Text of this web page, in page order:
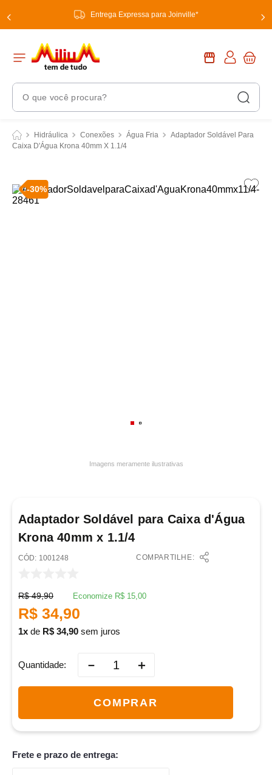
Entrega Expressa para Joinville*
O que você procura?
Hidráulica Conexões Água Fria
Adaptador Soldável Para
Caixa D'Água Krona 40mm X 1.1/4
-30%
Imagens meramente ilustrativas
Adaptador Soldável para Caixa d'Água
Krona 40mm x 1.1/4
: 1001248 COMPARTILHE:
R$ 49,90 Economize R$ 15,00
R$ 34,90
1 de R$ 34,90 sem juros
Quantidade ＋
－
COMPRAR
Frete e prazo de entrega:
Termos Mais Buscados
3º torneira